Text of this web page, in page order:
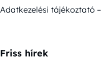
Adatkezelési tájékoztató
Friss hírek